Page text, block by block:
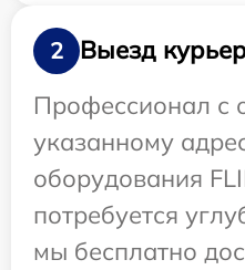
2
Выезд
Профессионал с
указанному
оборудования
потребуется
мы бесплатно